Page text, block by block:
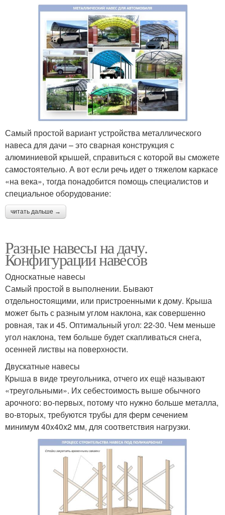
Самый простой вариант устройства металлического
навеса для дачи – это сварная конструкция с
алюминиевой крышей, справиться с которой вы сможете
самостоятельно. А вот если речь идет о тяжелом каркасе
«на века», тогда понадобится помощь специалистов и
специальное оборудование:
читать дальше →
Разные навесы на дачу.
Конфигурации навесов
Односкатные навесы
Самый простой в выполнении. Бывают
отдельностоящими, или пристроенными к дому. Крыша
может быть с разным углом наклона, как совершенно
ровная, так и 45. Оптимальный угол: 22-30. Чем меньше
угол наклона, тем больше будет скапливаться снега,
осенней листвы на поверхности.
Двускатные навесы
Крыша в виде треугольника, отчего их ещё называют
«треугольными». Их себестоимость выше обычного
арочного: во-первых, потому что нужно больше металла,
во-вторых, требуются трубы для ферм сечением
минимум 40х40х2 мм, для соответствия нагрузки.